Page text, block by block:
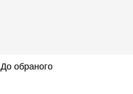
До обраного